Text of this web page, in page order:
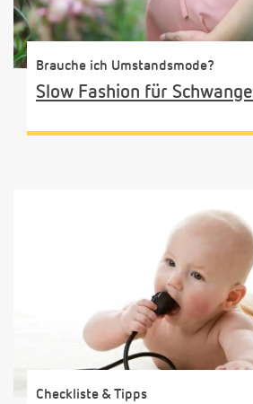
Brauche ich Umstandsmode?
Slow Fashion für
Checkliste & Tipps